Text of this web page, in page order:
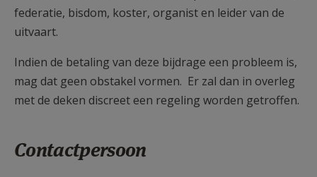
federatie, bisdom, koster, organist en leider van de
uitvaart.
Indien de betaling van deze bijdrage een probleem is,
mag dat geen obstakel vormen. Er zal dan in overleg
met de deken discreet een regeling worden getroffen.
Contactpersoon